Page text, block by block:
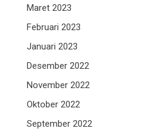
Maret 2023
Februari 2023
Januari 2023
Desember 2022
November 2022
Oktober 2022
September 2022